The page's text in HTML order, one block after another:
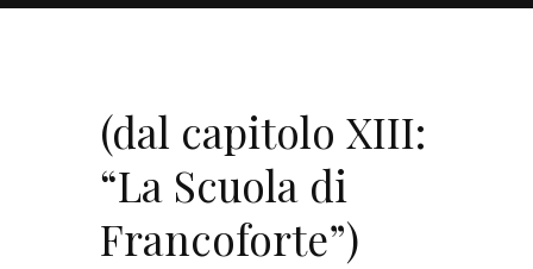
(dal capitolo XIII:
“La Scuola di
Francoforte”)